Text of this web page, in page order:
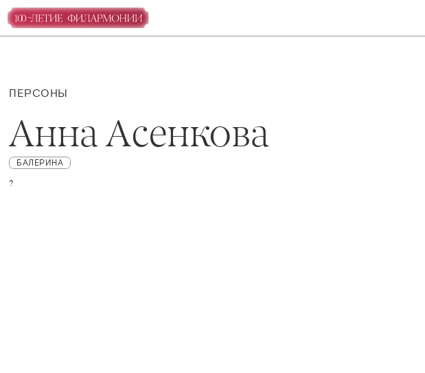
ПЕРСОНЫ
Анна Асенкова
БАЛЕРИНА
?